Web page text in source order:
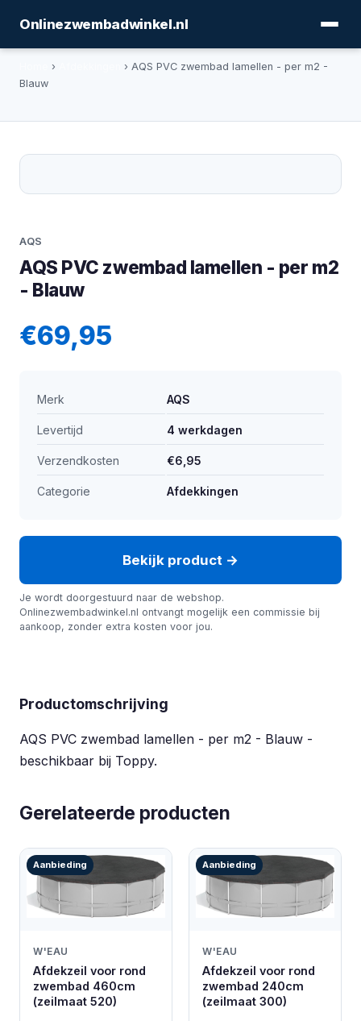
Onlinezwembadwinkel.nl
›
› AQS PVC zwembad lamellen - per m2 -
Blauw
AQS
AQS PVC zwembad lamellen - per m2
- Blauw
€69,95
Merk AQS
Levertijd 4 werkdagen
Verzendkosten €6,95
Categorie Afdekkingen
Bekijk product →
Je wordt doorgestuurd naar de webshop.
Onlinezwembadwinkel.nl ontvangt mogelijk een commissie bij
aankoop, zonder extra kosten voor jou.
Productomschrijving
AQS PVC zwembad lamellen - per m2 - Blauw -
beschikbaar bij Toppy.
Gerelateerde producten
Aanbieding
W'EAU
Afdekzeil voor rond
zwembad 460cm
(zeilmaat 520)
Aanbieding
W'EAU
Afdekzeil voor rond
zwembad 240cm
(zeilmaat 300)